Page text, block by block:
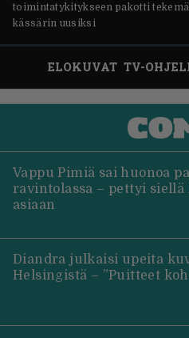
toimintatykitykseen pakotti
kässärin uusiksi
ELOKUVAT TV-
Vappu Pimiä sai huonoa
ravintolassa – pettyi siellä
asiaan
Diandra julkaisi upeita
Helsingistä – ”Puitteet